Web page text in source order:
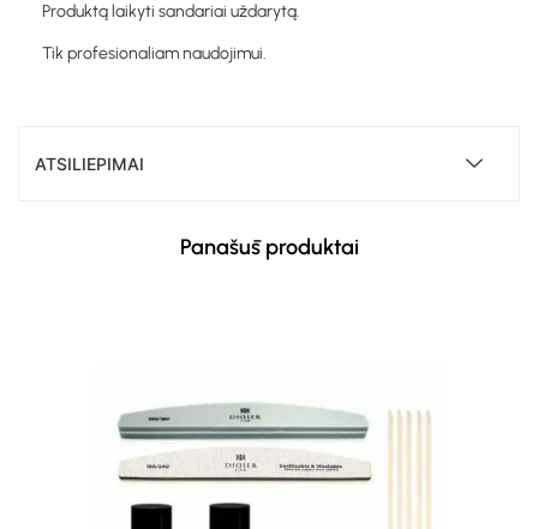
Produktą laikyti sandariai uždarytą.
Tik profesionaliam naudojimui.
ATSILIEPIMAI
Panašūs produktai